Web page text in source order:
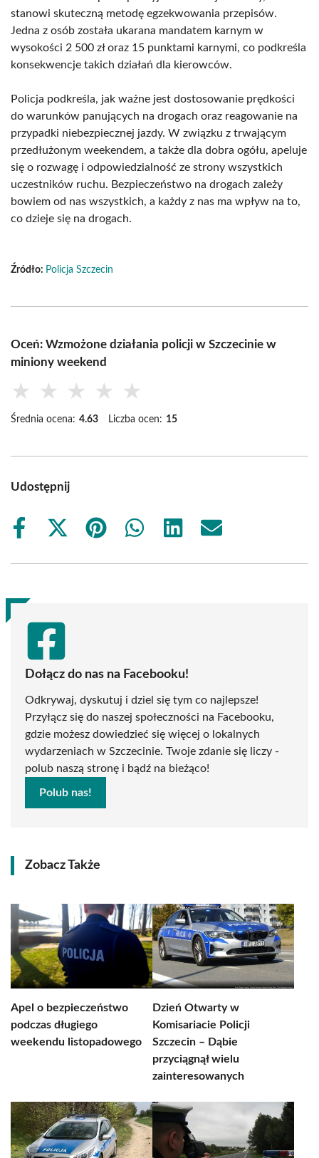
stanowi skuteczną metodę egzekwowania przepisów.
Jedna z osób została ukarana mandatem karnym w
wysokości 2 500 zł oraz 15 punktami karnymi, co podkreśla
konsekwencje takich działań dla kierowców.
Policja podkreśla, jak ważne jest dostosowanie prędkości
do warunków panujących na drogach oraz reagowanie na
przypadki niebezpiecznej jazdy. W związku z trwającym
przedłużonym weekendem, a także dla dobra ogółu, apeluje
się o rozwagę i odpowiedzialność ze strony wszystkich
uczestników ruchu. Bezpieczeństwo na drogach zależy
bowiem od nas wszystkich, a każdy z nas ma wpływ na to,
co dzieje się na drogach.
Źródło: Policja Szczecin
Oceń: Wzmożone działania policji w Szczecinie w
miniony weekend
★ ★ ★ ★ ★
Średnia ocena: 4.63 Liczba ocen: 15
Udostępnij
Share
Share
(Twitter)
Share
Share
Share
Share
Dołącz do nas na Facebooku!
Odkrywaj, dyskutuj i dziel się tym co najlepsze!
Przyłącz się do naszej społeczności na Facebooku,
gdzie możesz dowiedzieć się więcej o lokalnych
wydarzeniach w Szczecinie. Twoje zdanie się liczy -
polub naszą stronę i bądź na bieżąco!
Polub nas!
Zobacz Także
Apel o bezpieczeństwo
podczas długiego
weekendu listopadowego
Dzień Otwarty w
Komisariacie Policji
Szczecin – Dąbie
przyciągnął wielu
zainteresowanych